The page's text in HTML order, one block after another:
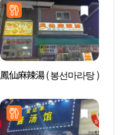
鳳仙麻辣湯 ( 봉선마라탕 )